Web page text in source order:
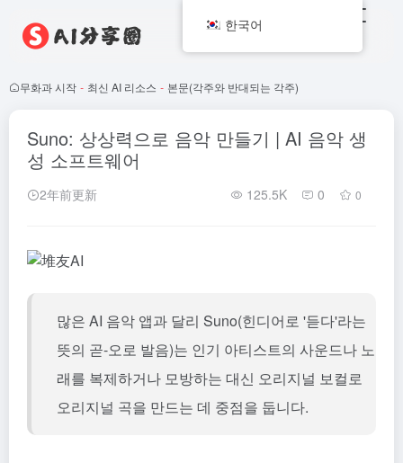
무화과 시작 - 최신 AI 리소스 - 본문(각주와 반대되는 각주)
Suno: 상상력으로 음악 만들기 | AI 음악 생
성 소프트웨어
2年前更新 125.5K 0 0
많은 AI 음악 앱과 달리 Suno(힌디어로 '듣다'라는
뜻의 곧-오로 발음)는 인기 아티스트의 사운드나 노
래를 복제하거나 모방하는 대신 오리지널 보컬로
오리지널 곡을 만드는 데 중점을 둡니다.
한국어